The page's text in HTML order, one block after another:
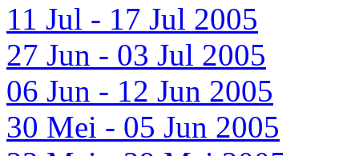
11 Jul - 17 Jul 2005
27 Jun - 03 Jul 2005
06 Jun - 12 Jun 2005
30 Mei - 05 Jun 2005